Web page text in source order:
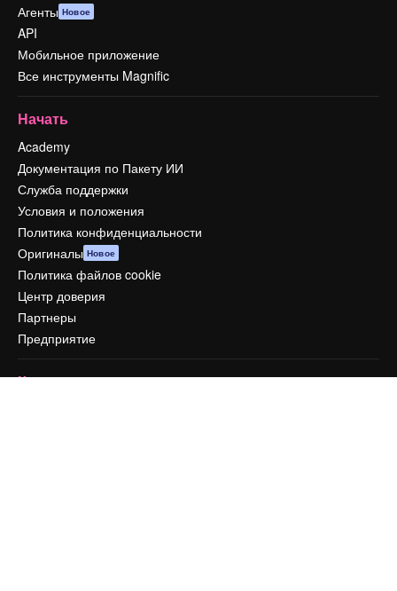
Агенты Новое
API
Мобильное приложение
Все инструменты Magnific
Начать
Academy
Документация по Пакету ИИ
Служба поддержки
Условия и положения
Политика конфиденциальности
Оригиналы Новое
Политика файлов cookie
Центр доверия
Партнеры
Предприятие
Компания